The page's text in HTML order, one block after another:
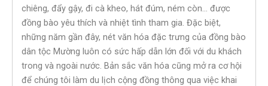
chiêng, đẩy gậy, đi cà kheo, hát đúm, ném còn… được
đồng bào yêu thích và nhiệt tình tham gia. Đặc biệt,
những năm gần đây, nét văn hóa đặc trưng của đồng bào
dân tộc Mường luôn có sức hấp dẫn lớn đối với du khách
trong và ngoài nước. Bản sắc văn hóa cũng mở ra cơ hội
để chúng tôi làm du lịch cộng đồng thông qua việc khai